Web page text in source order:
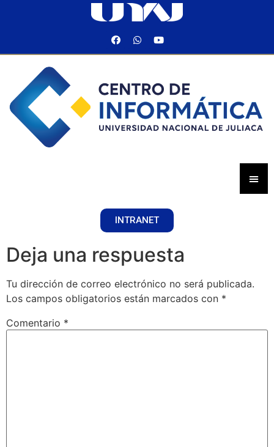
INTRANET
Deja una respuesta
Tu dirección de correo electrónico no será publicada.
Los campos obligatorios están marcados con *
Comentario *